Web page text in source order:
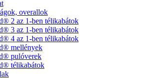
overallok
2 az 1-ben télikabátok
3 az 1-ben télikabátok
4 az 1-ben télikabátok
mellények
pulóverek
télikabátok